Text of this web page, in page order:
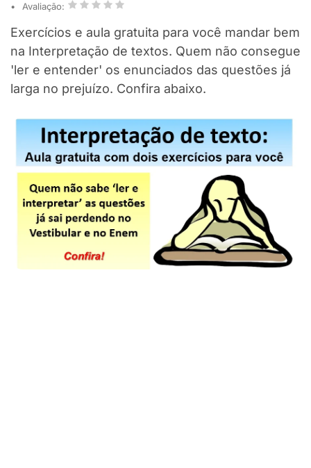
Avaliação:
Exercícios e aula gratuita para você mandar bem
na Interpretação de textos. Quem não consegue
'ler e entender' os enunciados das questões já
larga no prejuízo. Confira abaixo.